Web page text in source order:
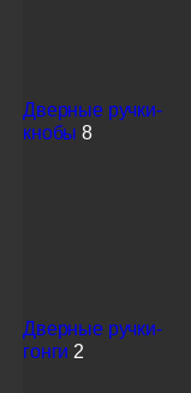
Дверные ручки-
кнобы 8
Дверные ручки-
гонги 2